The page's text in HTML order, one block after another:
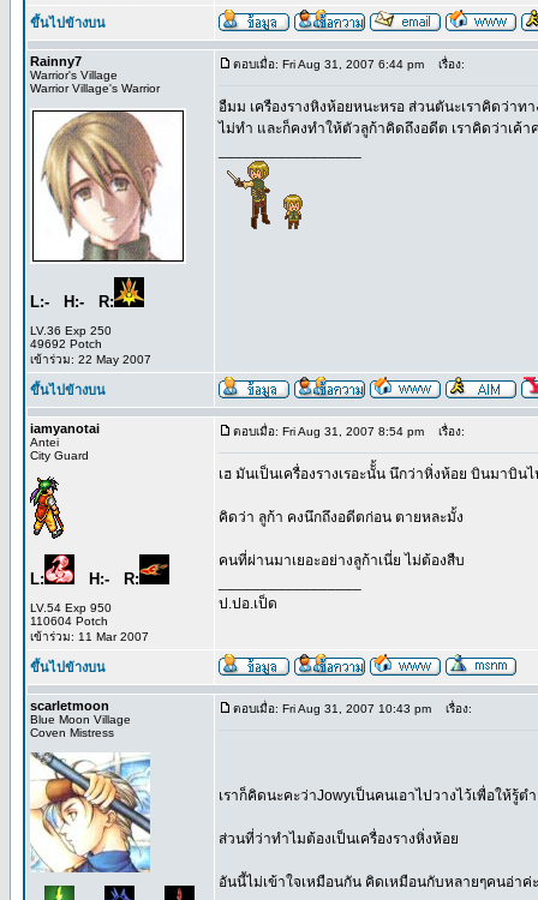
ขึ้นไปข้างบน
Rainny7
Warrior's Village
Warrior Village's Warrior
L:- H:- R:
LV.36 Exp 250
49692 Potch
เข้าร่วม: 22 May 2007
ตอบเมื่อ: Fri Aug 31, 2007 6:44 pm เรื่อง:
อืมม เครืองรางหิงห้อยหนะหรอ ส่วนตันะเราคิดว่า
ไม่ทำ และก็คงทำให้ตัวลูก้าคิดถึงอดีต เราคิดว่าเค้
ขึ้นไปข้างบน
iamyanotai
Antei
City Guard
L: H:- R:
LV.54 Exp 950
110604 Potch
เข้าร่วม: 11 Mar 2007
ตอบเมื่อ: Fri Aug 31, 2007 8:54 pm เรื่อง:
เฮ มันเป็นเครื่องรางเรอะนัั้น นึกว่าหิ่งห้อย บินมาบินไ
คิดว่า ลูก้า คงนึกถึงอดีตก่อน ตายหละมั้ง
คนที่ผ่านมาเยอะอย่างลูก้าเนี่ย ไม่ต้องสืบ
ป.ปอ.เป็ด
ขึ้นไปข้างบน
scarletmoon
Blue Moon Village
Coven Mistress
ตอบเมื่อ: Fri Aug 31, 2007 10:43 pm เรื่อง:
เราก็คิดนะคะว่าJowyเป็นคนเอาไปวางไว้เพื่อให้รู้
ส่วนที่ว่าทำไมต้องเป็นเครื่องรางหิ่งห้อย
อันนี้ไม่เข้าใจเหมือนกัน คิดเหมือนกับหลายๆคนอ่าค่